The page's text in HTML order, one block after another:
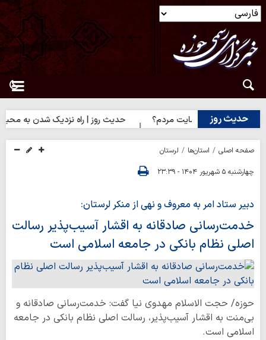
حدیث روز
خدا یا رضایت مردم؟ حدیث روز | راه نزدیک شدن به محبت
صفحه اصلی استان‌ها
لرستان
چهارشنبه ۵ شهریور ۱۴۰۴ - ۲۳:۳۹
دبیر ستاد امر به معروف و نهی از منکر لرستان:
خدمت‌رسانی صادقانه به اقشار آسیب‌پذیر رسالت
اصلی نظام بانکی در جامعه اسلامی است
حوزه/ حجت الاسلام مهدوی نیا گفت: خدمت‌رسانی صادقانه و
بی‌منت به اقشار آسیب‌پذیر، رسالت اصلی نظام بانکی در جامعه
اسلامی است.